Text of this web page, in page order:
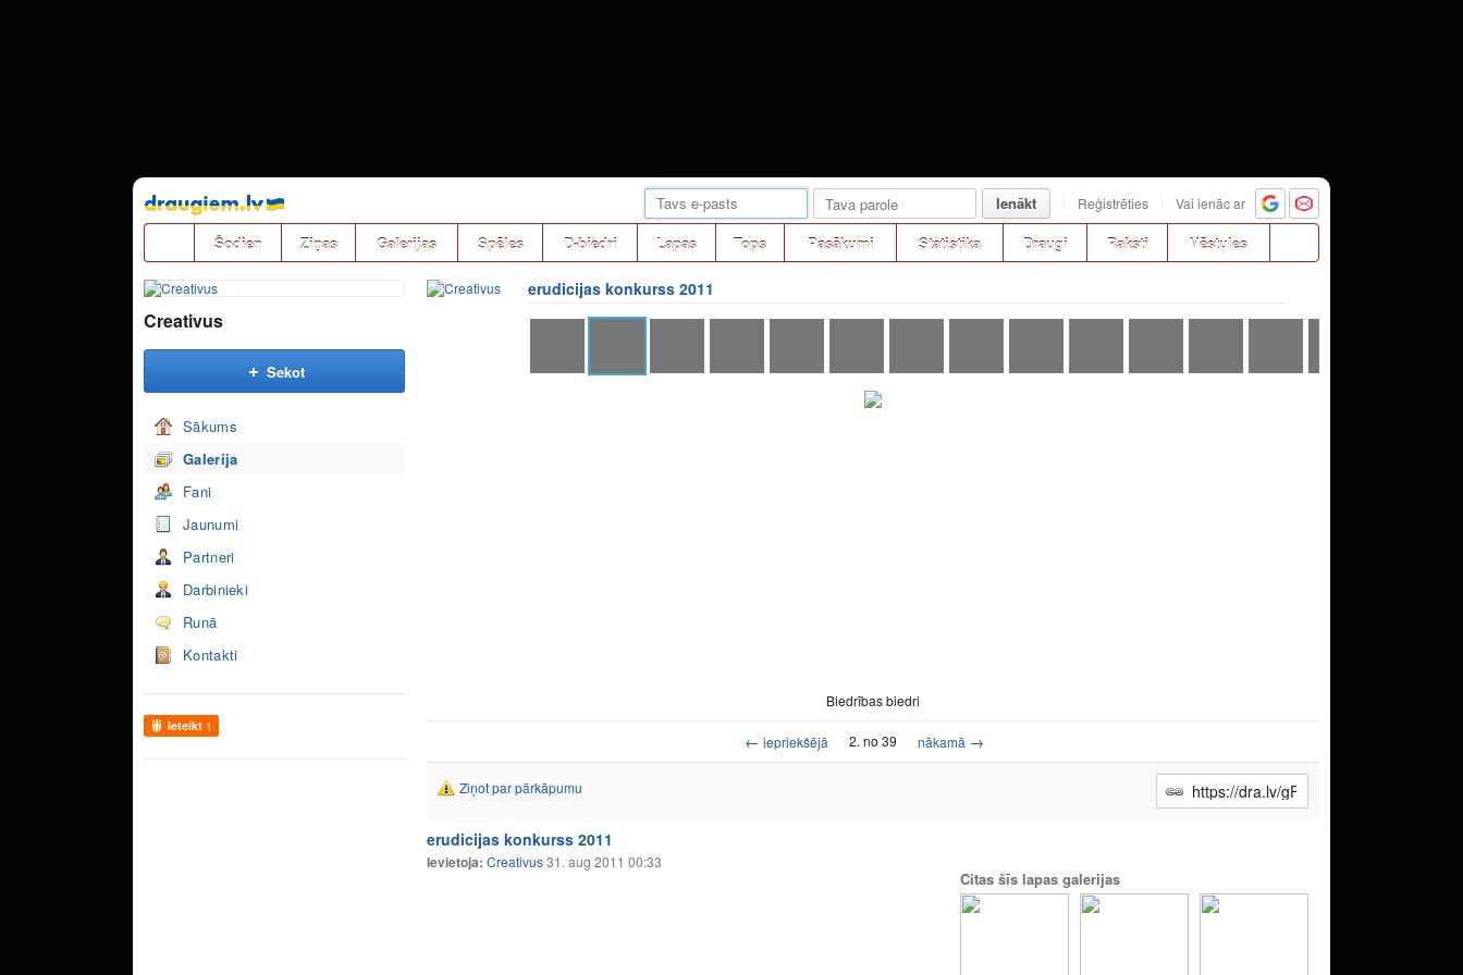
Pāriet
uz
saturu
Ienākt Reģistrēties Vai ienāc ar
Šodien Ziņas Galerijas Spēles D-biedri Lapas Tops Pasākumi Statistika Draugi Raksti Vēstules
Creativus
Sekot
Sākums
Galerija
Fani
Jaunumi
Partneri
Darbinieki
Runā
Kontakti
Ieteikt 1
erudicijas konkurss 2011
Biedrības biedri
← iepriekšējā 2. no 39 nākamā →
Ziņot par pārkāpumu
erudicijas konkurss 2011
Ievietoja: Creativus31. aug 2011 00:33
Citas šīs lapas galerijas